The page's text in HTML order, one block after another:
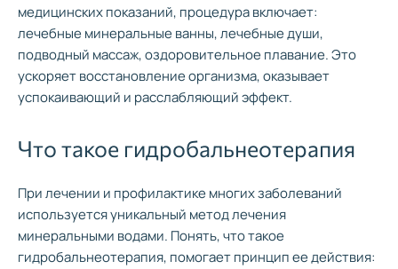
медицинских показаний, процедура включает:
лечебные минеральные ванны, лечебные души,
подводный массаж, оздоровительное плавание. Это
ускоряет восстановление организма, оказывает
успокаивающий и расслабляющий эффект.
Что такое гидробальнеотерапия
При лечении и профилактике многих заболеваний
используется уникальный метод лечения
минеральными водами. Понять, что такое
гидробальнеотерапия, помогает принцип ее действия: